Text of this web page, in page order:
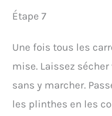
Étape 7
Une fois tous les
mise. Laissez
sans y marcher.
les plinthes en les